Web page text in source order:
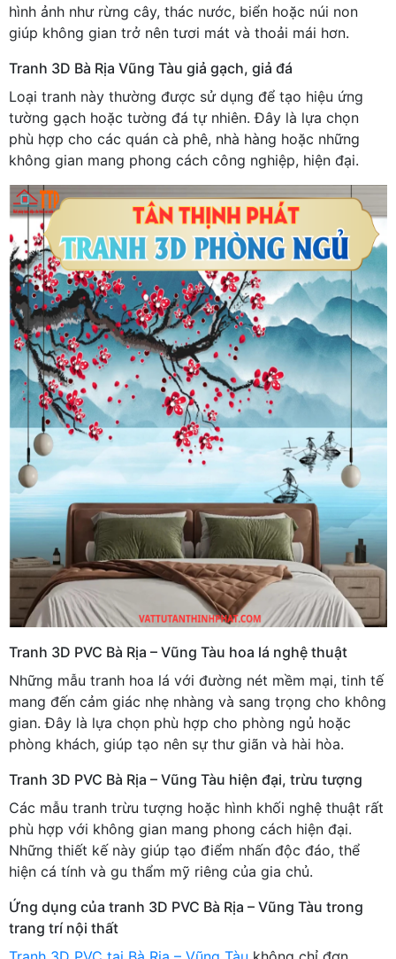
hình ảnh như rừng cây, thác nước, biển hoặc núi non
giúp không gian trở nên tươi mát và thoải mái hơn.
Tranh 3D Bà Rịa Vũng Tàu giả gạch, giả đá
Loại tranh này thường được sử dụng để tạo hiệu ứng
tường gạch hoặc tường đá tự nhiên. Đây là lựa chọn
phù hợp cho các quán cà phê, nhà hàng hoặc những
không gian mang phong cách công nghiệp, hiện đại.
Tranh 3D PVC Bà Rịa – Vũng Tàu hoa lá nghệ thuật
Những mẫu tranh hoa lá với đường nét mềm mại, tinh tế
mang đến cảm giác nhẹ nhàng và sang trọng cho không
gian. Đây là lựa chọn phù hợp cho phòng ngủ hoặc
phòng khách, giúp tạo nên sự thư giãn và hài hòa.
Tranh 3D PVC Bà Rịa – Vũng Tàu hiện đại, trừu tượng
Các mẫu tranh trừu tượng hoặc hình khối nghệ thuật rất
phù hợp với không gian mang phong cách hiện đại.
Những thiết kế này giúp tạo điểm nhấn độc đáo, thể
hiện cá tính và gu thẩm mỹ riêng của gia chủ.
Ứng dụng của tranh 3D PVC Bà Rịa – Vũng Tàu trong
trang trí nội thất